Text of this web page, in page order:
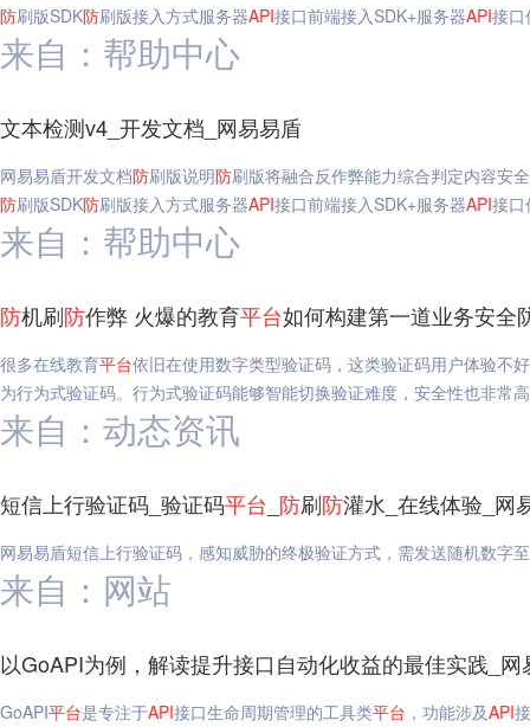
防刷版SDK防刷版接入方式服务器API接口前端接入SDK+服务器API接口
来自：帮助中心
文本检测v4_开发文档_网易易盾
网易易盾开发文档防刷版说明防刷版将融合反作弊能力综合判定内容安
防刷版SDK防刷版接入方式服务器API接口前端接入SDK+服务器API接口
来自：帮助中心
防机刷防作弊 火爆的教育平台如何构建第一道业务安全
很多在线教育平台依旧在使用数字类型验证码，这类验证码用户体验不
为行为式验证码。行为式验证码能够智能切换验证难度，安全性也非常
来自：动态资讯
短信上行验证码_验证码平台 防刷防灌水_在线体验_网
网易易盾短信上行验证码，感知威胁的终极验证方式，需发送随机数字
来自：网站
以GoAPI为例，解读提升接口自动化收益的最佳实践_网
GoAPI平台是专注于API接口生命周期管理的工具类平台 ，功能涉及API